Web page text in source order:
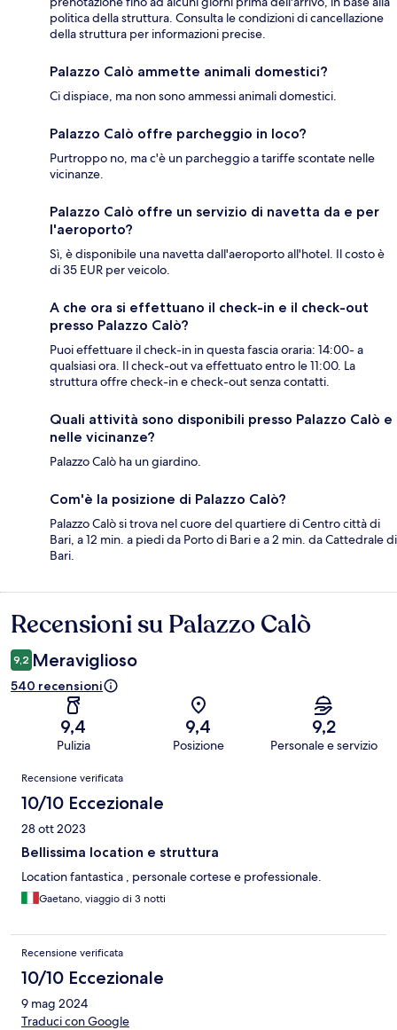
politica della struttura. Consulta le condizioni di cancellazione
della struttura per informazioni precise.
Palazzo Calò ammette animali domestici?
Ci dispiace, ma non sono ammessi animali domestici.
Palazzo Calò offre parcheggio in loco?
Purtroppo no, ma c'è un parcheggio a tariffe scontate nelle
vicinanze.
Palazzo Calò offre un servizio di navetta da e per
l'aeroporto?
Sì, è disponibile una navetta dall'aeroporto all'hotel. Il costo è
di 35 EUR per veicolo.
A che ora si effettuano il check-in e il check-out
presso Palazzo Calò?
Puoi effettuare il check-in in questa fascia oraria: 14:00- a
qualsiasi ora. Il check-out va effettuato entro le 11:00. La
struttura offre check-in e check-out senza contatti.
Quali attività sono disponibili presso Palazzo Calò e
nelle vicinanze?
Palazzo Calò ha un giardino.
Com'è la posizione di Palazzo Calò?
Palazzo Calò si trova nel cuore del quartiere di Centro città di
Bari, a 12 min. a piedi da Porto di Bari e a 2 min. da Cattedrale di
Bari.
Recensioni
Recensioni su Palazzo Calò
9,2 Meraviglioso
540 recensioni
9,4
Pulizia
9,4
Posizione
9,2
Personale e servizio
Recensioni
Recensione verificata
10/10 Eccezionale
28 ott 2023
Bellissima location e struttura
Location fantastica , personale cortese e professionale.
Gaetano, viaggio di 3 notti
Recensione verificata
10/10 Eccezionale
9 mag 2024
Traduci con Google